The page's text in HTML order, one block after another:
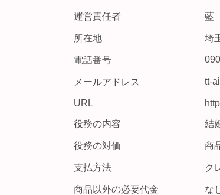
運営責任者 藍
所在地 埼
電話番号
メールアドレス tt-
URL
役務の内容 結
役務の対価 商
支払方法 ク
商品以外の必要代金 な